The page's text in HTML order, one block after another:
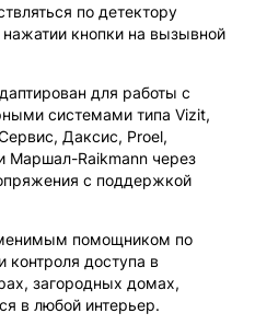
по детектору
кнопки на вызывной
для работы с
системами типа Vizit,
Даксис, Proel,
Маршал-Raikmann через
с поддержкой
помощником по
контроля доступа в
загородных домах,
в любой интерьер.